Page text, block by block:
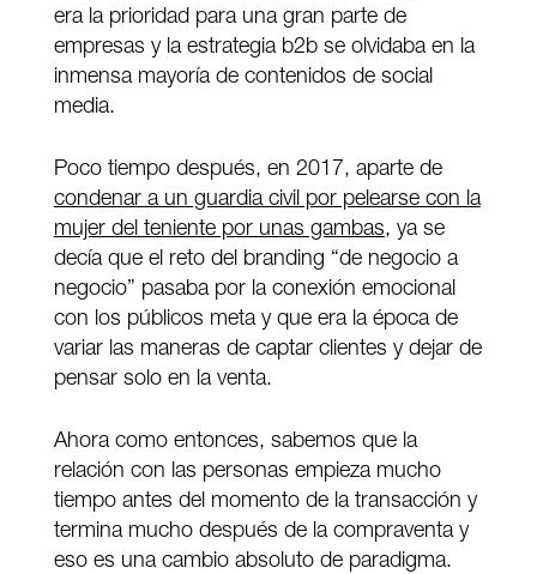
era la prioridad para una gran parte de
empresas y la estrategia b2b se olvidaba en la
inmensa mayoría de contenidos de social
media.
Poco tiempo después, en 2017, aparte de
condenar a un guardia civil por pelearse con la
mujer del teniente por unas gambas, ya se
decía que el reto del branding “de negocio a
negocio” pasaba por la conexión emocional
con los públicos meta y que era la época de
variar las maneras de captar clientes y dejar de
pensar solo en la venta.
Ahora como entonces, sabemos que la
relación con las personas empieza mucho
tiempo antes del momento de la transacción y
termina mucho después de la compraventa y
eso es una cambio absoluto de paradigma.